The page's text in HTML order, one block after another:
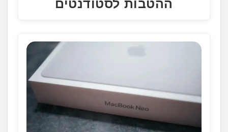
ההטבות לסטודנטים